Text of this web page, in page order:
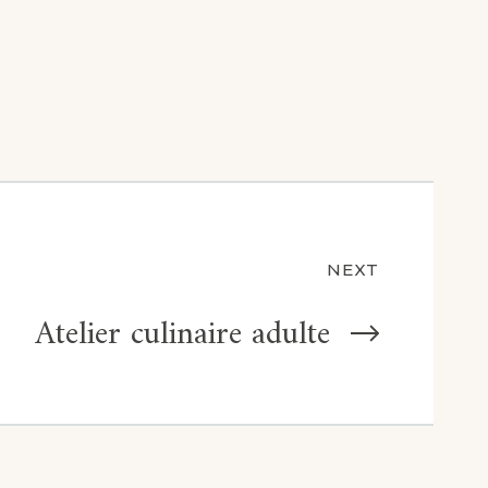
NEXT
Atelier culinaire adulte